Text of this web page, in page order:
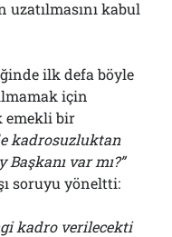
uzatılmasını kabul
ilk defa böyle
için
emekli bir
kadrosuzluktan
var mı?”
soruyu yöneltti:
kadro verilecekti